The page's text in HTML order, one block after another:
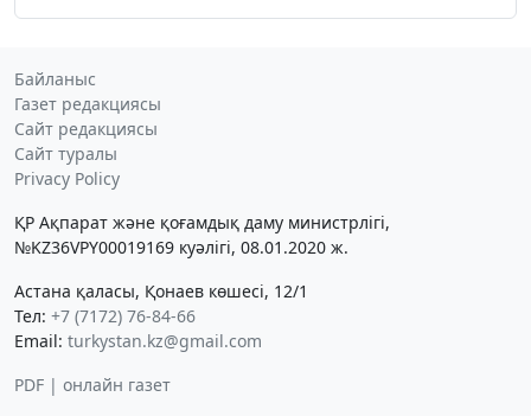
Байланыс
Газет редакциясы
Сайт редакциясы
Сайт туралы
Privacy Policy
ҚР Ақпарат және қоғамдық даму министрлігі,
№KZ36VPY00019169 куәлігі, 08.01.2020 ж.
Астана қаласы, Қонаев көшесі, 12/1
Тел: +7 (7172) 76-84-66
Email: turkystan.kz@gmail.com
PDF | онлайн газет